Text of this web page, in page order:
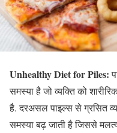
Unhealthy Diet for Piles:
समस्या है जो व्यक्ति को
है. दरअसल पाइल्स से ग्रसित
समस्या बढ़ जाती है जिससे